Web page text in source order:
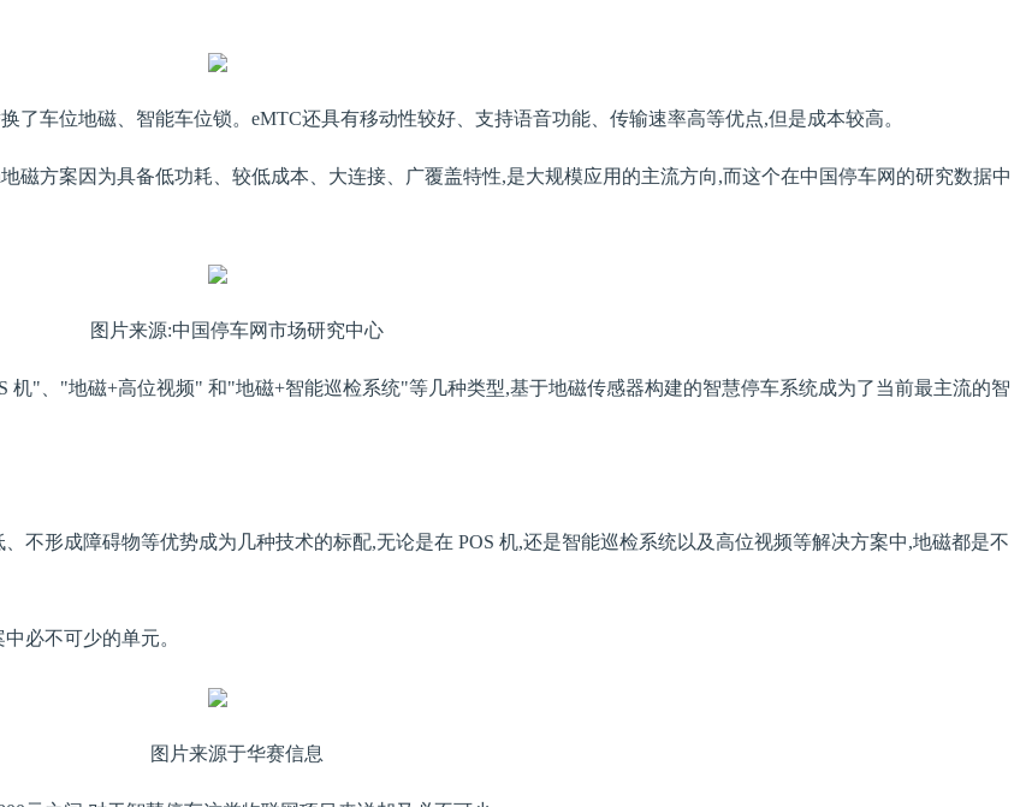
车位地磁、智能车位锁。eMTC还具有移动性较好、支持语音功能、传输速率高等优点,但是成本较高。
磁方案因为具备低功耗、较低成本、大连接、广覆盖特性,是大规模应用的主流方向,而这个在中国停车网的研究数据中
图片来源:中国停车网市场研究中心
机"、"地磁+高位视频" 和"地磁+智能巡检系统"等几种类型,基于地磁传感器构建的智慧停车系统成为了当前最主流的智
不形成障碍物等优势成为几种技术的标配,无论是在 POS 机,还是智能巡检系统以及高位视频等解决方案中,地磁都是不
必不可少的单元。
图片来源于华赛信息